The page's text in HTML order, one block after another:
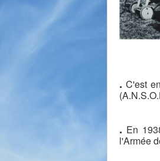
.C'est
. En
l'Armée